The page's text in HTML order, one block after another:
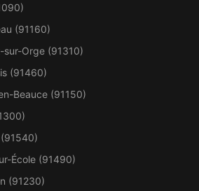
(91160)
sur-Orge (91310)
(91460)
Beauce (91150)
École (91490)
(91230)